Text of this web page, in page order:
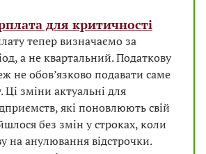
для критичності
тепер визначаємо за
а не квартальний. Податкову
не обов’язково подавати саме
Ці зміни актуальні для
які поновлюють свій
без змін у строках, коли
на анулювання відстрочки.